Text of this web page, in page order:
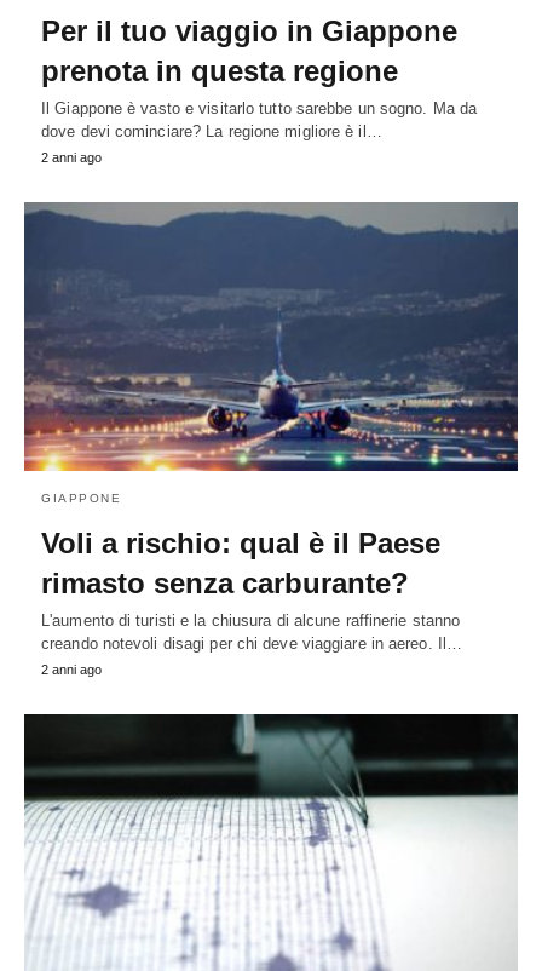
Per il tuo viaggio in Giappone
prenota in questa regione
Il Giappone è vasto e visitarlo tutto sarebbe un sogno. Ma da
dove devi cominciare? La regione migliore è il…
2 anni ago
GIAPPONE
Voli a rischio: qual è il Paese
rimasto senza carburante?
L'aumento di turisti e la chiusura di alcune raffinerie stanno
creando notevoli disagi per chi deve viaggiare in aereo. Il…
2 anni ago